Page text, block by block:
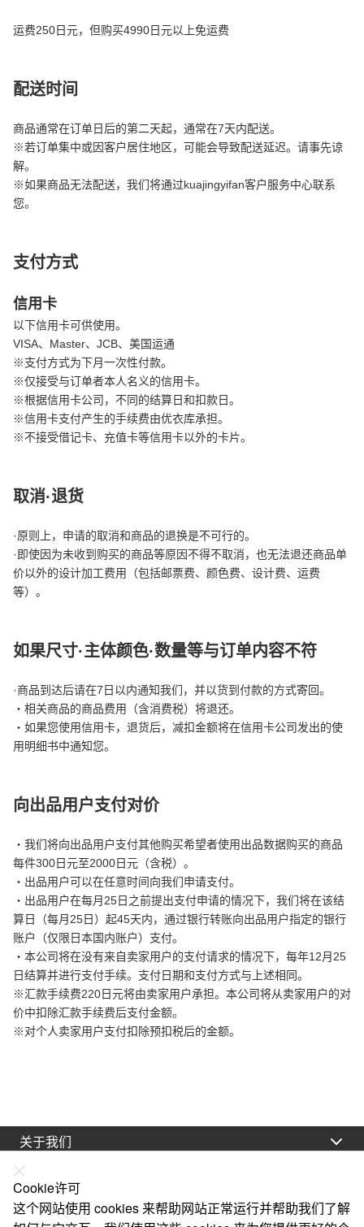
运费250日元，但购买4990日元以上免运费
配送时间
商品通常在订单日后的第二天起，通常在7天内配送。
※若订单集中或因客户居住地区，可能会导致配送延迟。请事先谅
解。
※如果商品无法配送，我们将通过kuajingyifan客户服务中心联系
您。
支付方式
信用卡
以下信用卡可供使用。
VISA、Master、JCB、美国运通
※支付方式为下月一次性付款。
※仅接受与订单者本人名义的信用卡。
※根据信用卡公司，不同的结算日和扣款日。
※信用卡支付产生的手续费由优衣库承担。
※不接受借记卡、充值卡等信用卡以外的卡片。
取消·退货
·原则上，申请的取消和商品的退换是不可行的。
·即使因为未收到购买的商品等原因不得不取消，也无法退还商品单
价以外的设计加工费用（包括邮票费、颜色费、设计费、运费
等）。
如果尺寸·主体颜色·数量等与订单内容不符
·商品到达后请在7日以内通知我们，并以货到付款的方式寄回。
・相关商品的商品费用
（含消费税）将退还。
・如果您使用信用卡，退货后，减扣金额将在信用卡公司发出的使
用明细书中通知您。
向出品用户支付对价
・我们将向出品用户支付其他购买希望者使用出品数据购买的商品
每件300日元至2000日元（含税）。
・出品用户可以在任意时间向我们申请支付。
・出品用户在每月 25日之前提出支付申请的情况下，我们将在该结
算日（每月25日）起45天内，通过银行转账向出品用户指定的银行
账户（仅限日本国内账户）支付。
・本公司将在没有来自卖家用户的支付请求的情况下，每年12月25
日结算并进行支付手续。支付日期和支付方式与上述相同。
※汇款手续费220日元将由卖家用户承担。本公司将从卖家用户的对
价中扣除汇款手续费后支付金额。
※对个人卖家用户支付扣除预扣税后的金额。
关于我们
法律声明
帮助
Cookie许可
这个网站使用 cookies 来帮助网站正常运行并帮助我们了解